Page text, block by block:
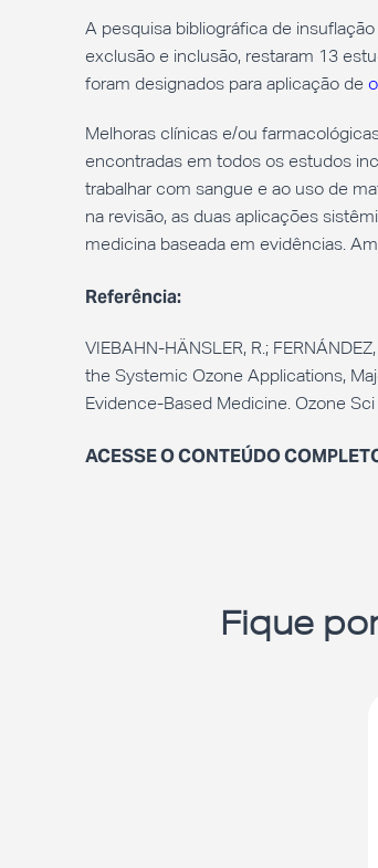
A pesquisa bibliográfica de
exclusão e inclusão, restaram 13
foram designados para aplicação de
Melhoras clínicas e/ou
encontradas em todos os estudos
trabalhar com sangue e ao uso de
na revisão, as duas aplicações
medicina baseada em evidências.
Referência:
VIEBAHN-HÄNSLER, R.;
the Systemic Ozone Applications,
Evidence-Based Medicine. Ozone
ACESSE O CONTEÚDO
Fique